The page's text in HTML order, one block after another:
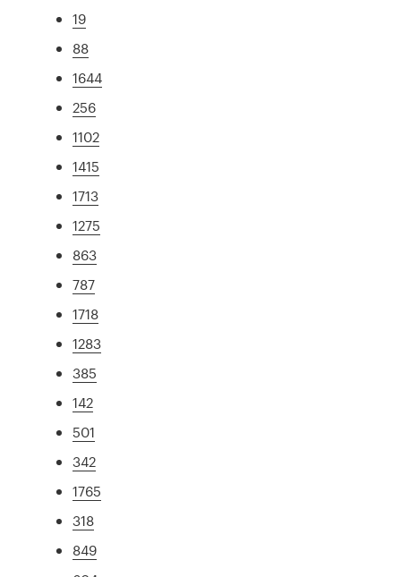
19
88
1644
256
1102
1415
1713
1275
863
787
1718
1283
385
142
501
342
1765
318
849